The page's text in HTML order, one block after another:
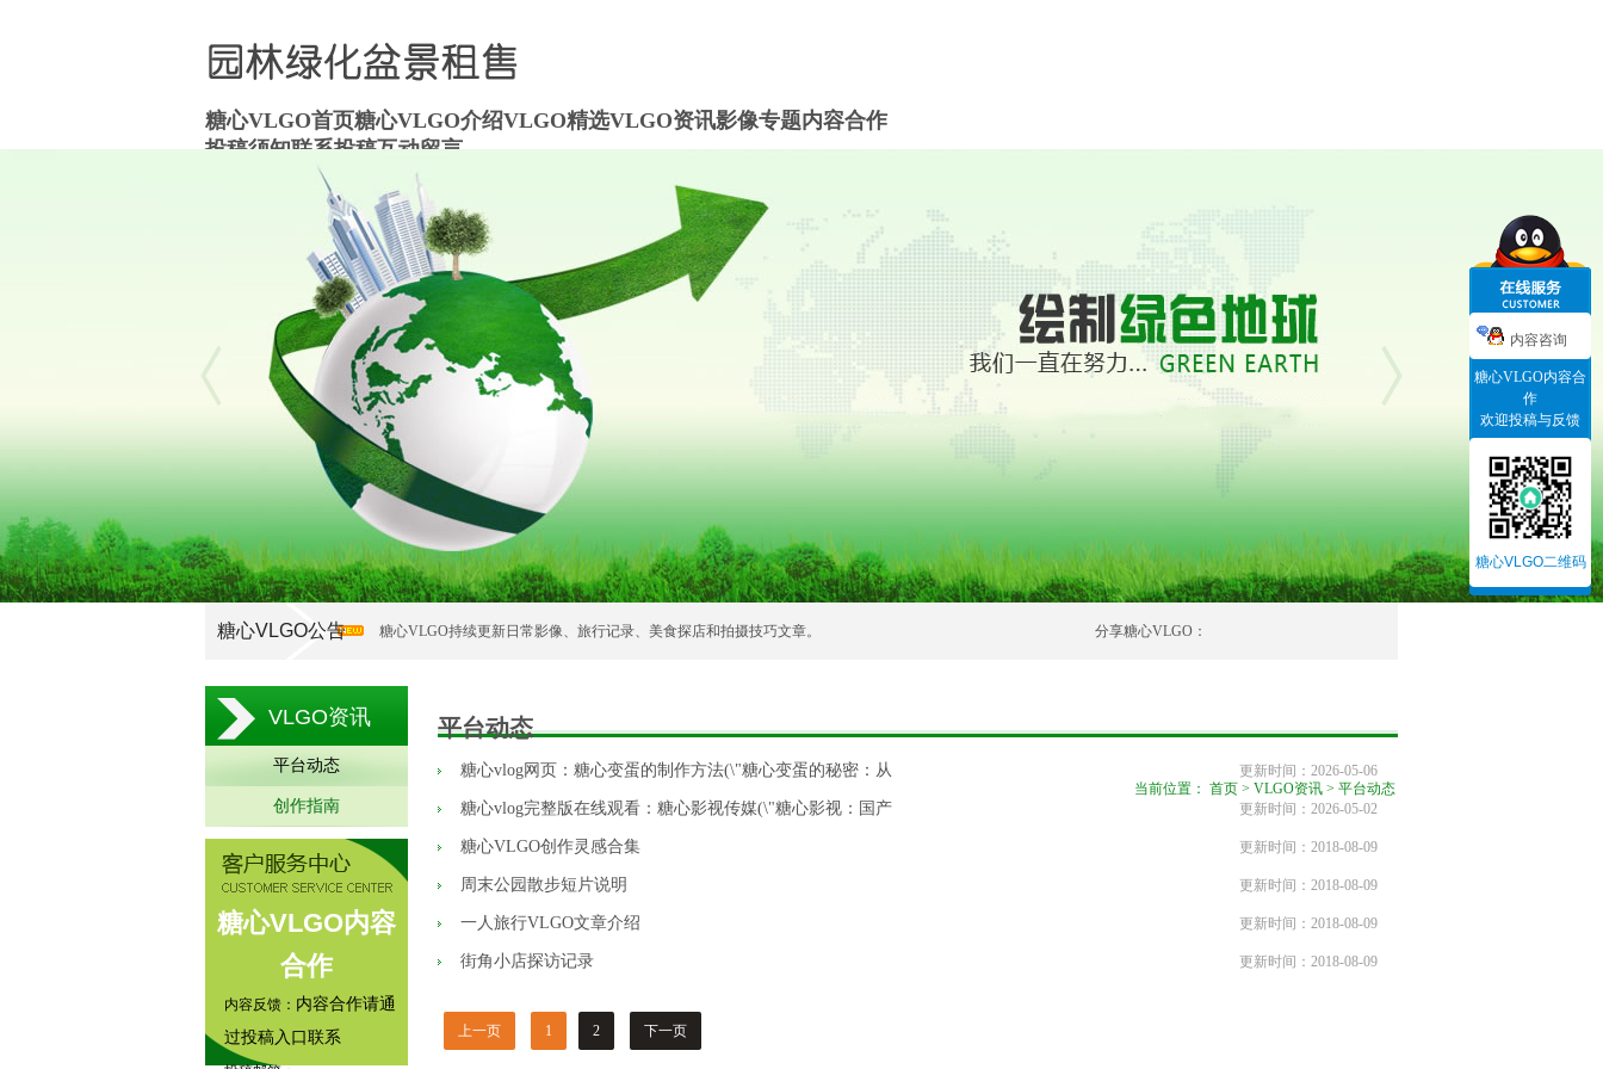
糖心VLGO首页糖心VLGO介绍VLGO精选VLGO资讯影像专题内容合作
投稿须知联系投稿互动留言
糖心VLGO公告 糖心VLGO持续更新日常影像、旅行记录、美食探店和拍摄技巧文章。 分享糖心VLGO：
VLGO资讯
平台动态
创作指南
糖心VLGO内容
合作
内容反馈： 内容合作请通
过投稿入口联系
平台动态
当前位置： 首页 > VLGO资讯 > 平台动态
糖心vlog网页：糖心变蛋的制作方法(\"糖心变蛋的秘密：从 更新时间：2026-05-06
糖心vlog完整版在线观看：糖心影视传媒(\"糖心影视：国产 更新时间：2026-05-02
糖心VLGO创作灵感合集 更新时间：2018-08-09
周末公园散步短片说明 更新时间：2018-08-09
一人旅行VLGO文章介绍 更新时间：2018-08-09
街角小店探访记录 更新时间：2018-08-09
上一页 1 2 下一页
内容咨询
糖心VLGO内容合
作
欢迎投稿与反馈
糖心VLGO二维码